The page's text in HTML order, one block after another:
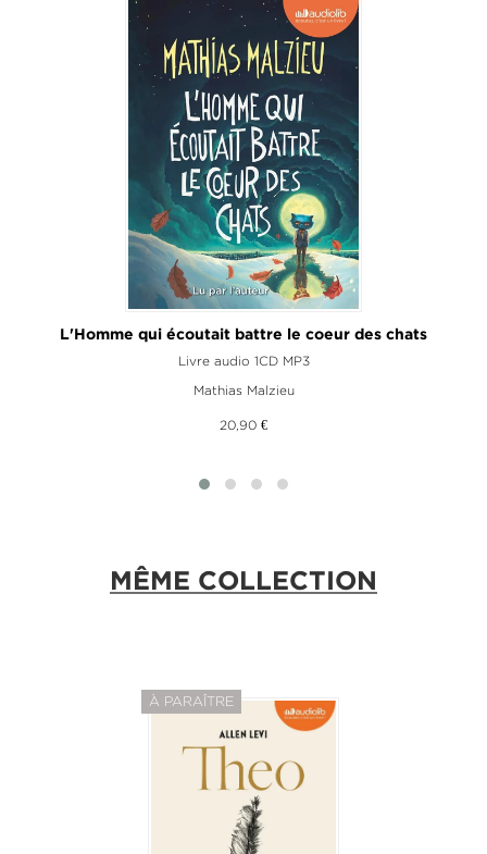
L'Homme qui écoutait battre le coeur des chats
Livre audio 1CD MP3
Mathias Malzieu
20,90 €
MÊME COLLECTION
À PARAÎTRE